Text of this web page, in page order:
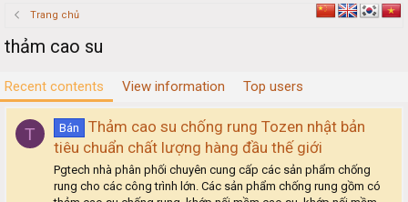
Trang chủ
thảm cao su
Recent contents View information Top users
T Bán
Thảm cao su chống rung Tozen nhật bản
tiêu chuẩn chất lượng hàng đầu thế giới
Pgtech nhà phân phối chuyên cung cấp các sản phẩm chống
rung cho các công trình lớn. Các sản phẩm chống rung gồm có